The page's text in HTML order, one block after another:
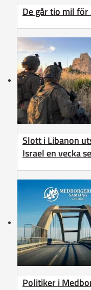
De går tio mil
Slott i Libanon
Israel en vecka
Politiker i